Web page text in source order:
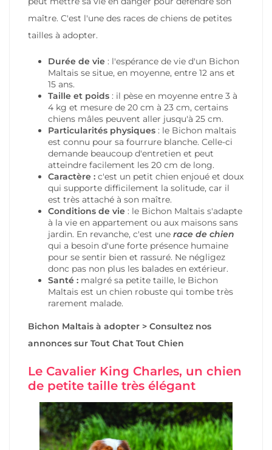
maître. C'est l'une des races de chiens de petites
tailles à adopter.
Durée de vie : l'espérance de vie d'un Bichon
Maltais se situe, en moyenne, entre 12 ans et
15 ans.
Taille et poids: il pèse en moyenne entre 3 à
4 kg et mesure de 20 cm à 23 cm, certains
chiens mâles peuvent aller jusqu'à 25 cm.
Particularités physiques: le Bichon maltais
est connu pour sa fourrure blanche. Celle-ci
demande beaucoup d'entretien et peut
atteindre facilement les 20 cm de long.
Caractère :c'est un petit chien enjoué et doux
qui supporte difficilement la solitude, car il
est très attaché à son maître.
Conditions de vie : le Bichon Maltais s'adapte
à la vie en appartement ou aux maisons sans
jardin. En revanche, c'est une race de chien
qui a besoin d'une forte présence humaine
pour se sentir bien et rassuré. Ne négligez
donc pas non plus les balades en extérieur.
Santé :malgré sa petite taille, le Bichon
Maltais est un chien robuste qui tombe très
rarement malade.
Bichon Maltais à adopter > Consultez nos
annonces sur Tout Chat Tout Chien
Le Cavalier King Charles, un chien
de petite taille très élégant